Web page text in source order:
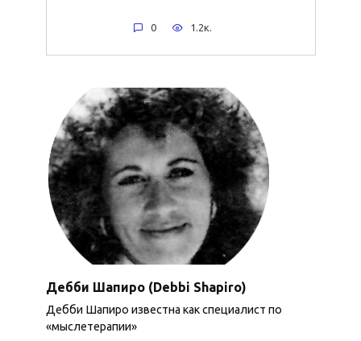
0 1.2к.
Дебби Шапиро (Debbi Shapiro)
Дебби Шапиро известна как специалист по
«мыслетерапии»